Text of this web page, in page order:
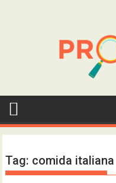
Tag: comida italiana